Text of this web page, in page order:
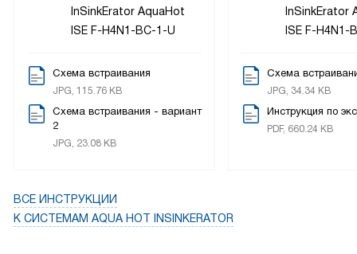
InSinkErator AquaHot
ISE F-H4N1-BC-1-U
Схема встраивания
JPG, 115.76 KB
Схема встраивания - вариант
2
JPG, 23.08 KB
InSinkErator
ISE F-H4N1-
Схема
JPG, 34.34 KB
Инструкция по
PDF, 660.24 KB
ВСЕ ИНСТРУКЦИИ
К СИСТЕМАМ AQUA HOT INSINKERATOR